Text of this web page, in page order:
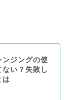
ンジングの使
ない？失敗し
は